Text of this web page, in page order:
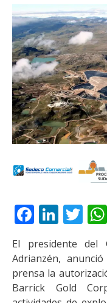
Facebook
El presidente del
Adrianzén,
prensa la
Barrick Gold